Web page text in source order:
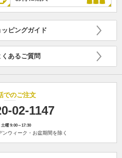
ッピングガイド
くあるご質問
でのご注文
02-1147
土曜 9:00～17:30
ウィーク・お盆期間を除く